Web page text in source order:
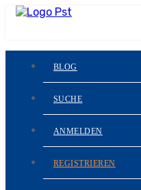
BLOG
SUCHE
ANMELDEN
REGISTRIEREN